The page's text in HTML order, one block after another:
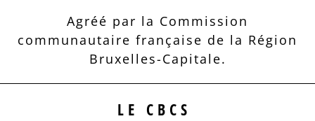
Agréé par la Commission
communautaire française de la Région
Bruxelles-Capitale.
LE CBCS